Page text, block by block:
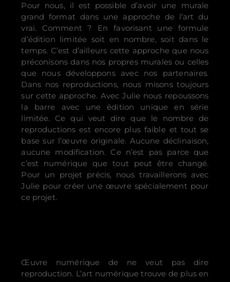
Pour nous, il est possible d’avoir une murale
grand format dans une approche de l’art du
vrai. Comment ? En favorisant une formule
d’édition limitée soit en nombre, soit dans le
temps. C’est d’ailleurs cette approche que nous
préconisons dans nos propres murales ou celles
que nous développons avec nos partenaires.
Dans nos reproductions, nous misons toujours
sur cette approche. Avec Julie nous repoussons
la barre avec une édition unique en série
limitée. Ce qui veut dire que le nombre de
reproductions est encore plus faible et tout se
base sur l’œuvre originale. Aucune déclinaison,
aucune modification. Ce n’est pas parce que
c’est numérique que tout peut être changé.
Pour un projet précis, nous travaillerons avec
Julie pour créer une œuvre spécialement pour
ce projet.
Œuvre numérique de ne veut pas dire
reproduction. L’art numérique trouve de plus en